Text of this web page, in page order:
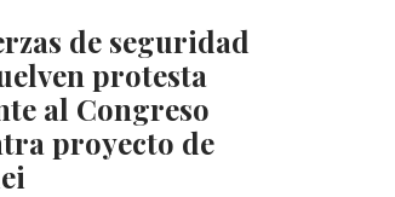
de seguridad
protesta
al Congreso
proyecto de